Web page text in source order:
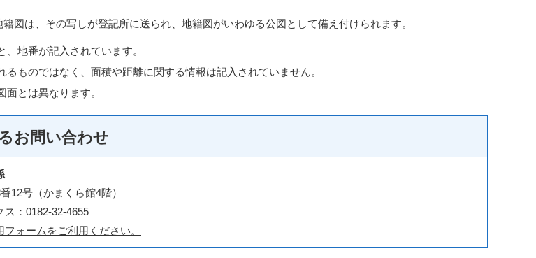
図は、その写しが登記所に送られ、地籍図がいわゆる公図として備え付けられます。
、地番が記入されています。
るものではなく、面積や距離に関する情報は記入されていません。
とは異なります。
お問い合わせ
12号（かまくら館4階）
：0182-32-4655
ォームをご利用ください。